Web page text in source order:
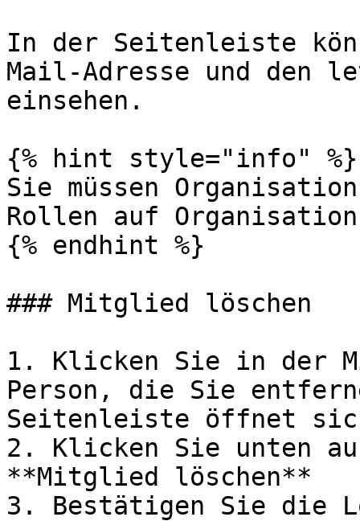
In der Seitenleiste
Mail-Adresse und den
einsehen.
{% hint style="info" %}
Sie müssen
Rollen auf
{% endhint %}
### Mitglied löschen
1. Klicken Sie in der
Person, die Sie
Seitenleiste öffnet
2. Klicken Sie unten
**Mitglied löschen**
3. Bestätigen Sie die